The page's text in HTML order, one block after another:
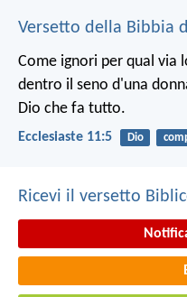
Versetto della Bibbia
Come ignori per qual via
dentro il seno d'una
Dio che fa tutto.
Ecclesiaste 11:5 Dio
Ricevi il versetto